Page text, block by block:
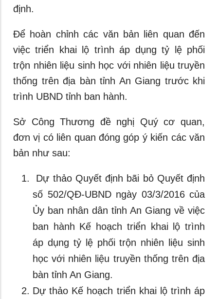
định.
Để hoàn chỉnh các văn bản liên quan đến
việc triển khai lộ trình áp dụng tỷ lệ phối
trộn nhiên liệu sinh học với nhiên liệu truyền
thống trên địa bàn tỉnh An Giang trước khi
trình UBND tỉnh ban hành.
Sở Công Thương đề nghị Quý cơ quan,
đơn vị có liên quan đóng góp ý kiến các văn
bản như sau:
Dự thảo Quyết định bãi bỏ Quyết định
số 502/QĐ-UBND ngày 03/3/2016 của
Ủy ban nhân dân tỉnh An Giang về việc
ban hành Kế hoạch triển khai lộ trình
áp dụng tỷ lệ phối trộn nhiên liệu sinh
học với nhiên liệu truyền thống trên địa
bàn tỉnh An Giang.
Dự thảo Kế hoạch triển khai lộ trình áp